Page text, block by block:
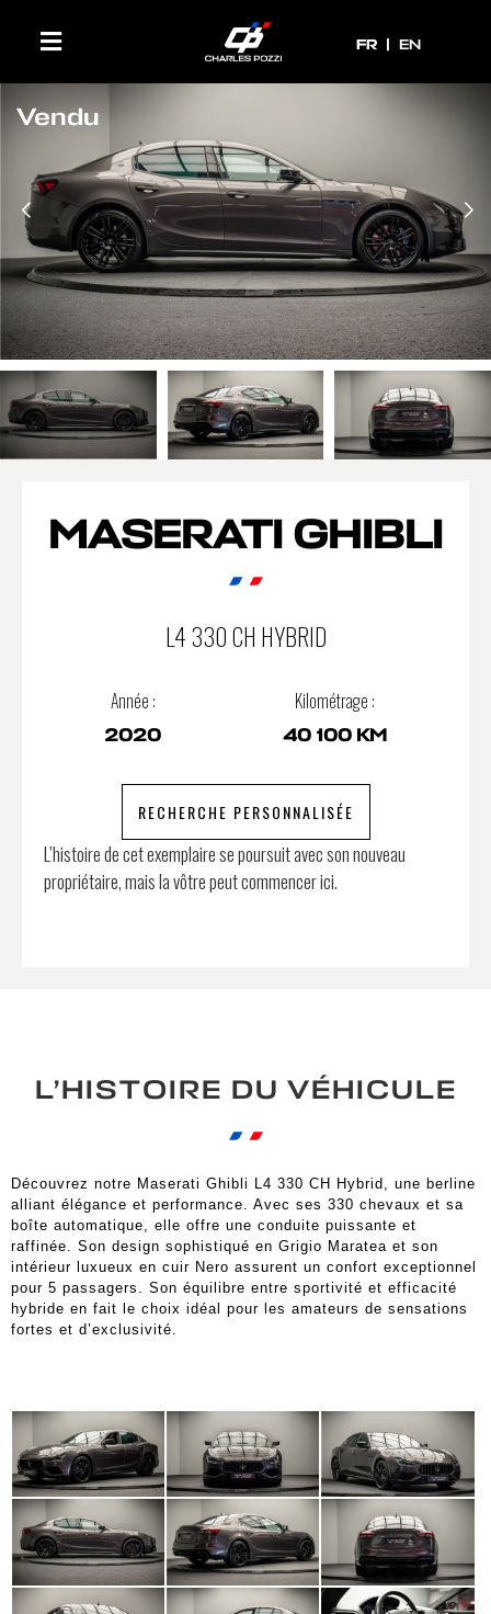
FR
FR EN
Vendu
MASERATI GHIBLI
L4 330 CH HYBRID
Année :
2020
Kilométrage :
40 100 KM
RECHERCHE PERSONNALISÉE
L’histoire de cet exemplaire se poursuit avec son nouveau
propriétaire, mais la vôtre peut commencer ici.
L’HISTOIRE DU VÉHICULE
Découvrez notre Maserati Ghibli L4 330 CH Hybrid, une berline
alliant élégance et performance. Avec ses 330 chevaux et sa
boîte automatique, elle offre une conduite puissante et
raffinée. Son design sophistiqué en Grigio Maratea et son
intérieur luxueux en cuir Nero assurent un confort exceptionnel
pour 5 passagers. Son équilibre entre sportivité et efficacité
hybride en fait le choix idéal pour les amateurs de sensations
fortes et d’exclusivité.